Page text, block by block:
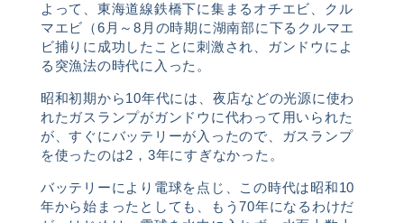
よって、東海道線鉄橋下に集まるオチエビ、クル
マエビ（6 月～8 月の時期に湖南部に下るクルマエ
ビ捕りに成功したことに刺激され、ガンドウによ
る突漁法の時代に入った。
昭和初期から10年代には、夜店などの光源に使わ
れたガスランプがガンドウに代わって用いられた
が、すぐにバッテリーが入ったので、ガスランプ
を使ったのは2 ， 3年にすぎなかった。
バッテリーにより電球を点じ、この時代は昭和10
年から始まったとしても、もう70年になるわけだ